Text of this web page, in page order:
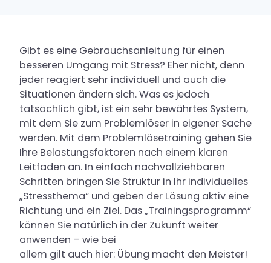
Gibt es eine Gebrauchsanleitung für einen
besseren Umgang mit Stress? Eher nicht, denn
jeder reagiert sehr individuell und auch die
Situationen ändern sich. Was es jedoch
tatsächlich gibt, ist ein sehr bewährtes System,
mit dem Sie zum Problemlöser in eigener Sache
werden. Mit dem Problemlösetraining gehen Sie
Ihre Belastungsfaktoren nach einem klaren
Leitfaden an. In einfach nachvollziehbaren
Schritten bringen Sie Struktur in Ihr individuelles
„Stressthema“ und geben der Lösung aktiv eine
Richtung und ein Ziel. Das „Trainingsprogramm“
können Sie natürlich in der Zukunft weiter
anwenden – wie bei
allem gilt auch hier: Übung macht den Meister!